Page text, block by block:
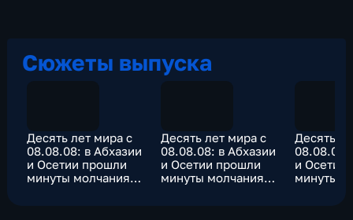
Сюжеты выпуска
Десять лет мира с
08.08.08: в Абхазии
и Осетии прошли
минуты молчания,
Десять лет мира с
08.08.08: в Абхазии
и Осетии прошли
минуты молчания,
Десять
08.08.08:
и Осетии
минуты